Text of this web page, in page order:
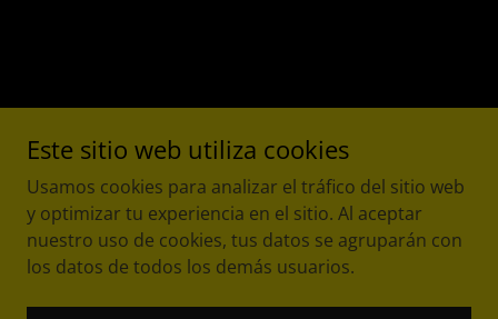
Este sitio web utiliza cookies
Usamos cookies para analizar el tráfico del sitio web
y optimizar tu experiencia en el sitio. Al aceptar
nuestro uso de cookies, tus datos se agruparán con
los datos de todos los demás usuarios.